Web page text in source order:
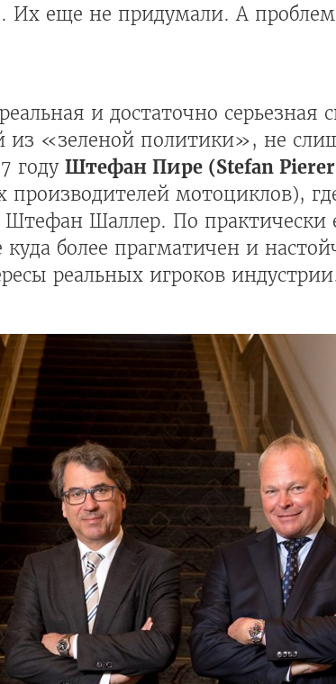
Их еще не придумали. А
и достаточно серьезная
из «зеленой политики», не
году Штефан Пире (Stefan
мотоциклов),
Штефан Шаллер. По
более прагматичен и
реальных игроков